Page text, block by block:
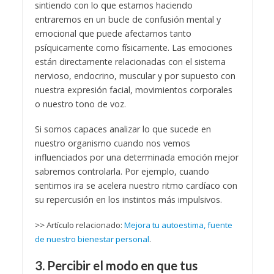
sintiendo con lo que estamos haciendo
entraremos en un bucle de confusión mental y
emocional que puede afectarnos tanto
psíquicamente como físicamente. Las emociones
están directamente relacionadas con el sistema
nervioso, endocrino, muscular y por supuesto con
nuestra expresión facial, movimientos corporales
o nuestro tono de voz.
Si somos capaces analizar lo que sucede en
nuestro organismo cuando nos vemos
influenciados por una determinada emoción mejor
sabremos controlarla. Por ejemplo, cuando
sentimos ira se acelera nuestro ritmo cardíaco con
su repercusión en los instintos más impulsivos.
>> Artículo relacionado: Mejora tu autoestima, fuente
de nuestro bienestar personal.
3. Percibir el modo en que tus